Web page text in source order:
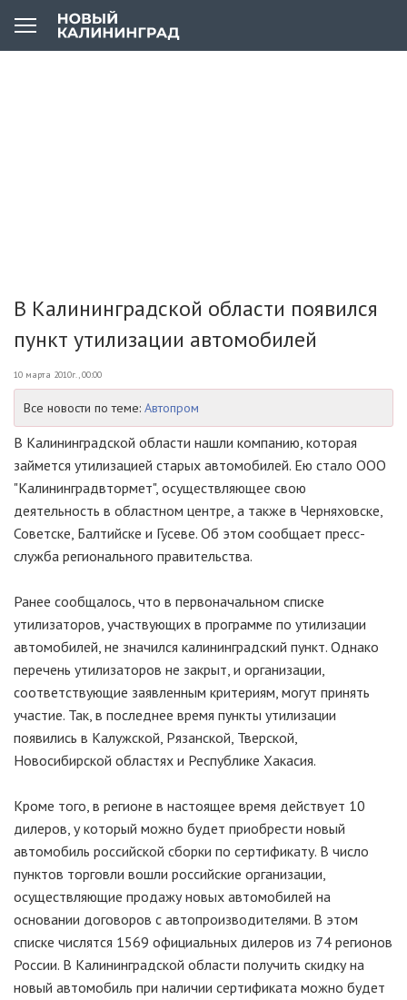
В Калининградской области появился
пункт утилизации автомобилей
10 марта 2010г., 00:00
Все новости по теме: Автопром
В Калининградской области нашли компанию, которая
займется утилизацией старых автомобилей. Ею стало ООО
"Калининградвтормет", осуществляющее свою
деятельность в областном центре, а также в Черняховске,
Советске, Балтийске и Гусеве. Об этом сообщает пресс-
служба регионального правительства.
Ранее сообщалось, что в первоначальном списке
утилизаторов, участвующих в программе по утилизации
автомобилей, не значился калининградский пункт. Однако
перечень утилизаторов не закрыт, и организации,
соответствующие заявленным критериям, могут принять
участие. Так, в последнее время пункты утилизации
появились в Калужской, Рязанской, Тверской,
Новосибирской областях и Республике Хакасия.
Кроме того, в регионе в настоящее время действует 10
дилеров, у который можно будет приобрести новый
автомобиль российской сборки по сертификату. В число
пунктов торговли вошли российские организации,
осуществляющие продажу новых автомобилей на
основании договоров с автопроизводителями. В этом
списке числятся 1569 официальных дилеров из 74 регионов
России. В Калининградской области получить скидку на
новый автомобиль при наличии сертификата можно будет